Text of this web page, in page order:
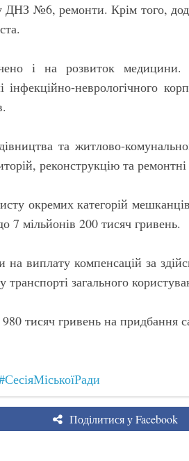
ДНЗ №6, ремонти. Крім того,
і на розвиток медицини.
інфекційно-неврологічного
та житлово-
реконструкцію та
окремих категорій
7 мільйонів 200 тисяч гривень.
виплату компенсацій за
транспорті загального
тисяч гривень на придбання
Поділитися у Facebook